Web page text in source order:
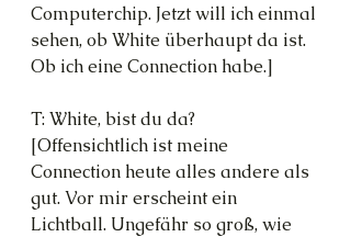
Computerchip. Jetzt will ich einmal
sehen, ob White überhaupt da ist.
Ob ich eine Connection habe.]
T: White, bist du da?
[Offensichtlich ist meine
Connection heute alles andere als
gut. Vor mir erscheint ein
Lichtball. Ungefähr so groß, wie